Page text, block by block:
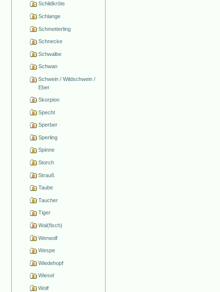
Schildkröte
Schlange
Schmetterling
Schnecke
Schwalbe
Schwan
Schwein / Wildschwein /
Eber
Skorpion
Specht
Sperber
Sperling
Spinne
Storch
Strauß
Taube
Taucher
Tiger
Wal(fisch)
Werwolf
Wespe
Wiedehopf
Wiesel
Wolf